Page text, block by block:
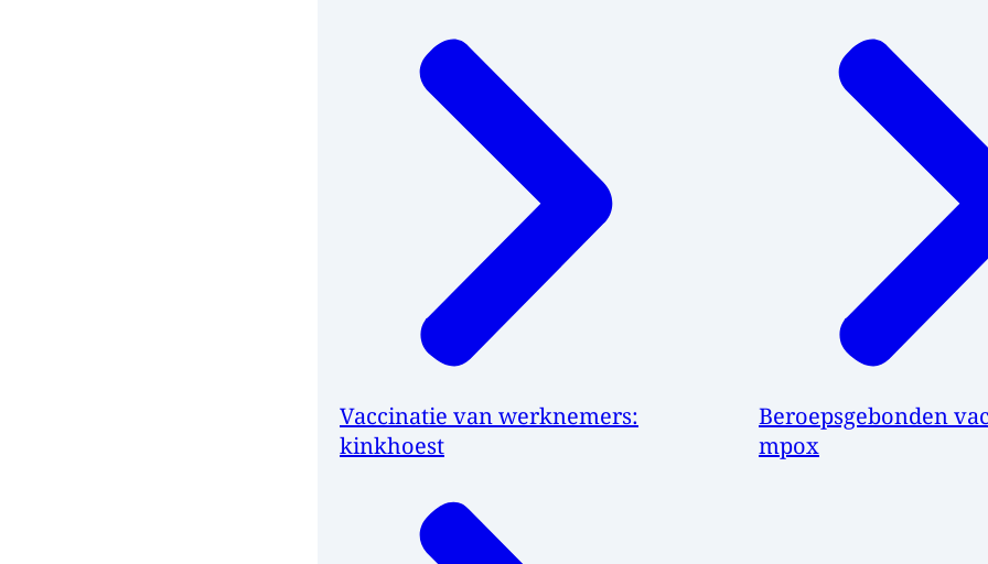
Vaccinatie van werknemers:
kinkhoest
Beroepsgebonden
mpox